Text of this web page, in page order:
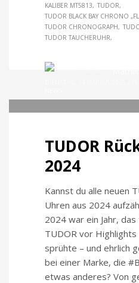
KALIBER MT5813
TUDOR
TUDOR BLACK BAY CHRONO
TUDOR CHRONOGRAPH
TUDOR TAUCHERUHR
TUDOR
2024
Kannst du alle neuen
Uhren aus 2024
2024 war ein Jahr, das
TUDOR vor Highlights
sprühte – und ehrlich
bei einer Marke, die
etwas anderes? Von